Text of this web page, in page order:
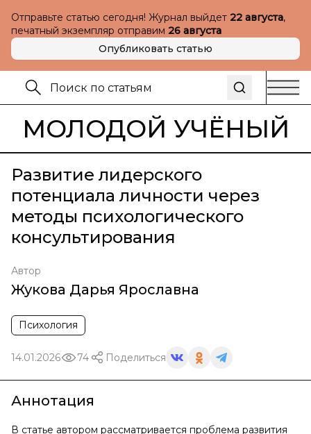
Отправьте статью сегодня! Журнал выйдет 22 августа,
печатный экземпляр отправим 26 августа
Опубликовать статью
МОЛОДОЙ УЧЁНЫЙ
Развитие лидерского
потенциала личности через
методы психологического
консультирования
Автор
Жукова Дарья Ярославна
Психология
14.01.2026 74 Поделиться
Аннотация
В статье автором рассматривается проблема развития